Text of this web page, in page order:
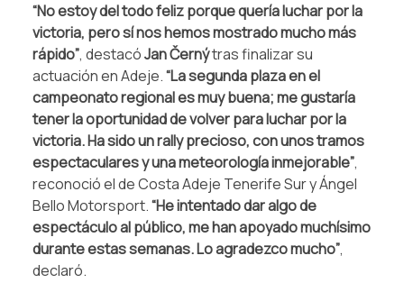
“No estoy del todo feliz porque quería luchar por la
victoria, pero sí nos hemos mostrado mucho más
rápido”, destacóJan Černýtras finalizar su
actuación en Adeje.“La segunda plaza en el
campeonato regional es muy buena; me gustaría
tener la oportunidad de volver para luchar por la
victoria. Ha sido un rally precioso, con unos tramos
espectaculares y una meteorología inmejorable”,
reconoció el de Costa Adeje Tenerife Sur y Ángel
Bello Motorsport.“He intentado dar algo de
espectáculo al público, me han apoyado muchísimo
durante estas semanas. Lo agradezco mucho”,
declaró.